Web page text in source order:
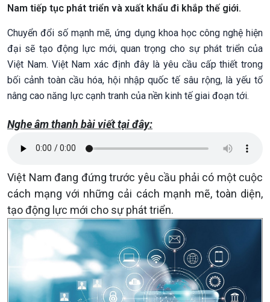
Nam tiếp tục phát triển và xuất khẩu đi khắp thế giới.
Chuyển đổi số mạnh mẽ, ứng dụng khoa học công nghệ hiện
đại sẽ tạo động lực mới, quan trọng cho sự phát triển của
Việt Nam. Việt Nam xác định đây là yêu cầu cấp thiết trong
bối cảnh toàn cầu hóa, hội nhập quốc tế sâu rộng, là yếu tố
nâng cao năng lực cạnh tranh của nền kinh tế giai đoạn tới.
Nghe âm thanh bài viết tại đây:
Việt Nam đang đứng trước yêu cầu phải có một cuộc
cách mạng với những cải cách mạnh mẽ, toàn diện,
tạo động lực mới cho sự phát triển.